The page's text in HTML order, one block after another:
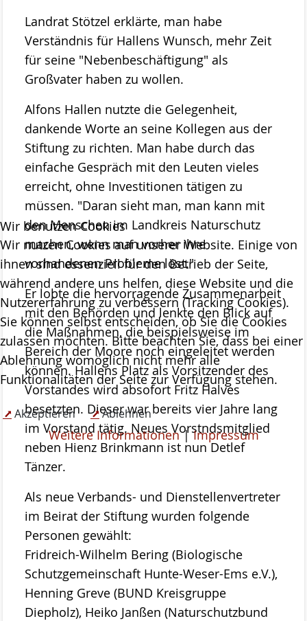
Finanzierung
Förderverein
Links
Kontakt
Landrat Stötzel erklärte, man habe
Verständnis für Hallens Wunsch, mehr Zeit
für seine "Nebenbeschäftigung" als
Großvater haben zu wollen.
Alfons Hallen nutzte die Gelegenheit,
dankende Worte an seine Kollegen aus der
Stiftung zu richten. Man habe durch das
einfache Gespräch mit den Leuten vieles
erreicht, ohne Investitionen tätigen zu
müssen. "Daran sieht man, man kann mit
den Menschen im Landkreis Naturschutz
machen, wenn man vorher ihre
vorhandenen Probleme löst."
Er lobte die hervorragende Zusammenarbeit
mit den Behörden und lenkte den Blick auf
die Maßnahmen, die beispielsweise im
Bereich der Moore noch eingeleitet werden
können. Hallens Platz als Vorsitzender des
Vorstandes wird absofort Fritz Halves
besetzten. Dieser war bereits vier Jahre lang
im Vorstand tätig. Neues Vorstndsmitglied
neben Hienz Brinkmann ist nun Detlef
Tänzer.
Als neue Verbands- und Dienstellenvertreter
im Beirat der Stiftung wurden folgende
Personen gewählt:
Fridreich-Wilhelm Bering (Biologische
Schutzgemeinschaft Hunte-Weser-Ems e.V.),
Henning Greve (BUND Kreisgruppe
Diepholz), Heiko Janßen (Naturschutzbund
Wir benutzen Cookies
Wir nutzen Cookies auf unserer Website. Einige von
ihnen sind essenziell für den Betrieb der Seite,
während andere uns helfen, diese Website und die
Nutzererfahrung zu verbessern (Tracking Cookies).
Sie können selbst entscheiden, ob Sie die Cookies
zulassen möchten. Bitte beachten Sie, dass bei einer
Ablehnung womöglich nicht mehr alle
Funktionalitäten der Seite zur Verfügung stehen.
Akzeptieren Ablehnen
Weitere Informationen|Impressum